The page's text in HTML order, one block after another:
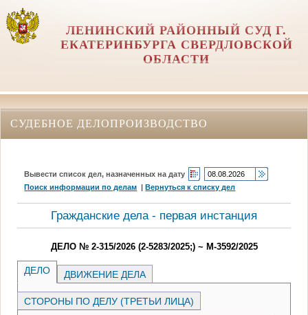
ЛЕНИНСКИЙ РАЙОННЫЙ СУД Г.
ЕКАТЕРИНБУРГА СВЕРДЛОВСКОЙ
ОБЛАСТИ
СУДЕБНОЕ ДЕЛОПРОИЗВОДСТВО
Вывести список дел, назначенных на дату
Поиск информации по делам |Вернуться к списку дел
Гражданские дела - первая инстанция
ДЕЛО № 2-315/2026 (2-5283/2025;) ~ М-3592/2025
ДЕЛО ДВИЖЕНИЕ ДЕЛА
СТОРОНЫ ПО ДЕЛУ (ТРЕТЬИ ЛИЦА)